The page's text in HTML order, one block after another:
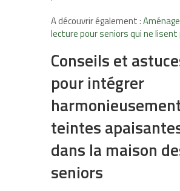
A découvrir également :
lecture pour seniors qui ne lisent
Conseils et
pour intégrer
teintes
dans la maison
seniors